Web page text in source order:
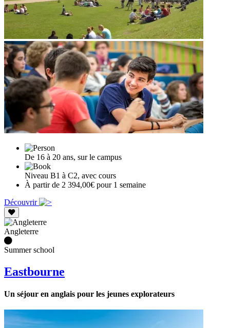
De 16 à 20 ans, sur le campus
Niveau B1 à C2, avec cours
À partir de 2 394,00€ pour 1 semaine
Découvrir
Angleterre
Summer school
Eastbourne
Un séjour en anglais pour les jeunes explorateurs